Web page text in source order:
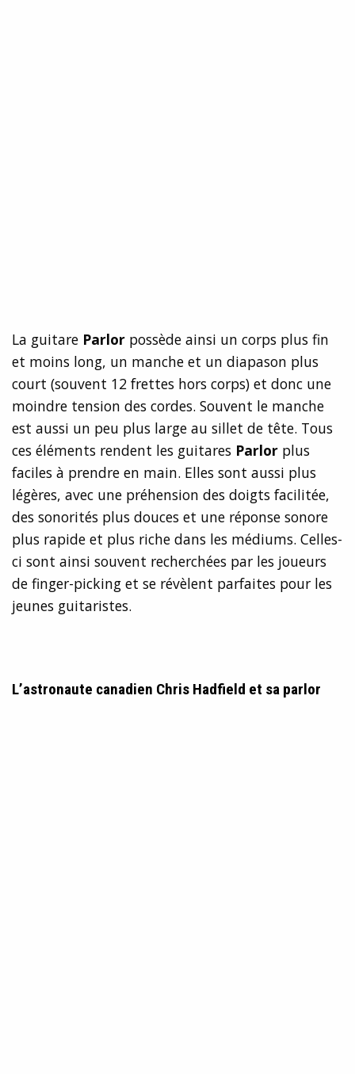
La guitare Parlor possède ainsi un corps plus fin
et moins long, un manche et un diapason plus
court (souvent 12 frettes hors corps) et donc une
moindre tension des cordes. Souvent le manche
est aussi un peu plus large au sillet de tête. Tous
ces éléments rendent les guitares Parlor plus
faciles à prendre en main. Elles sont aussi plus
légères, avec une préhension des doigts facilitée,
des sonorités plus douces et une réponse sonore
plus rapide et plus riche dans les médiums. Celles-
ci sont ainsi souvent recherchées par les joueurs
de finger-picking et se révèlent parfaites pour les
jeunes guitaristes.
L’astronaute canadien Chris Hadfield et sa parlor